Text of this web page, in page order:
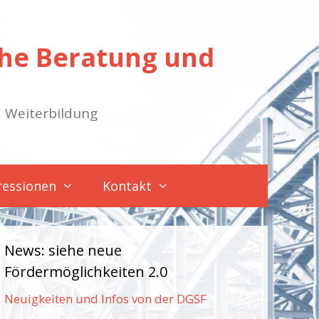
Beratung und
Kontakt
News: siehe neue
Fördermöglichkeiten 2.0
Neuigkeiten und Infos von der DGSF